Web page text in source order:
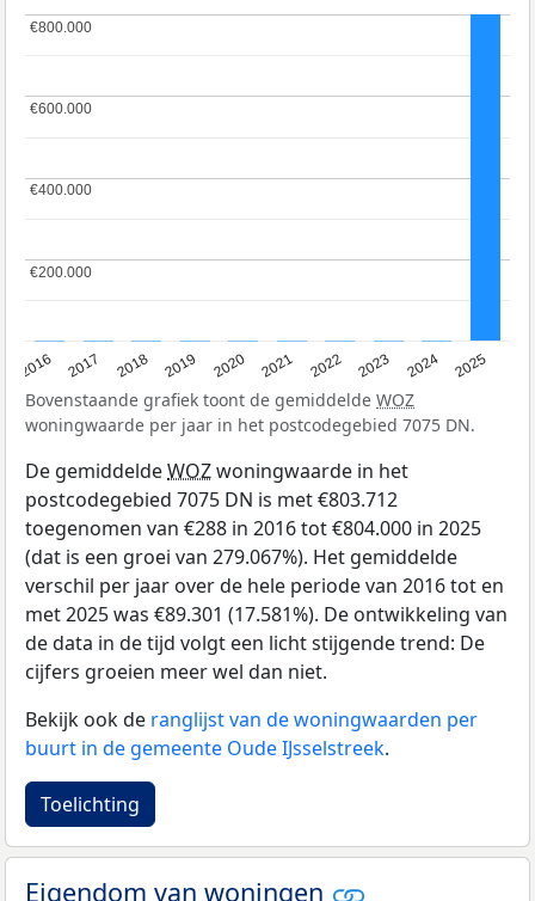
2016 2017 2018 2019 2020 2021 2022 2023 2024 2025
€200.000
€200.000
€400.000
€400.000
€600.000
€600.000
€800.000
€800.000
Bovenstaande grafiek toont de gemiddelde WOZ
woningwaarde per jaar in het postcodegebied 7075 DN.
De gemiddeldeWOZwoningwaarde in het
postcodegebied 7075 DN is met €803.712
toegenomen van €288 in 2016 tot €804.000 in 2025
(dat is een groei van 279.067%). Het gemiddelde
verschil per jaar over de hele periode van 2016 tot en
met 2025 was €89.301 (17.581%). De ontwikkeling van
de data in de tijd volgt een licht stijgende trend: De
cijfers groeien meer wel dan niet.
Bekijk ook de ranglijst van de woningwaarden per
buurt in de gemeente Oude IJsselstreek.
Toelichting
Eigendom van woningen